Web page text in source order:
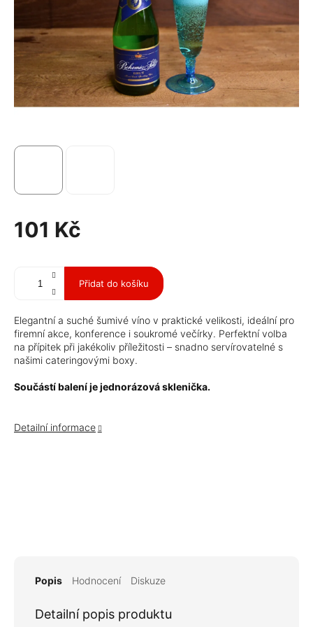
101 Kč
Přidat do košíku
Elegantní a suché šumivé víno v praktické velikosti, ideální pro
firemní akce, konference i soukromé večírky. Perfektní volba
na přípitek při jakékoliv příležitosti – snadno servírovatelné s
našimi cateringovými boxy.
Součástí balení je jednorázová sklenička.
Detailní informace
Popis Hodnocení Diskuze
Detailní popis produktu